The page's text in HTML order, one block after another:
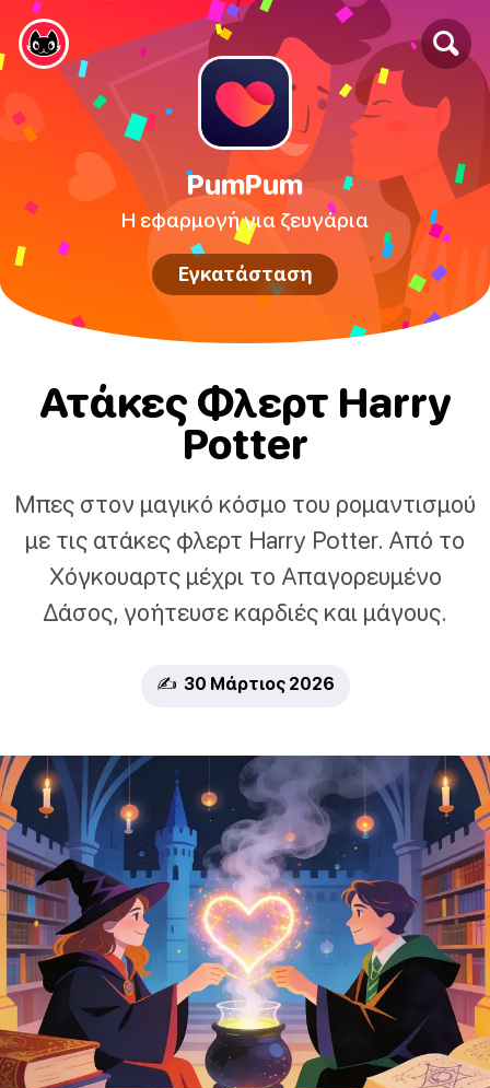
PumPum
Η εφαρμογή για ζευγάρια
Εγκατάσταση
Ατάκες Φλερτ Harry
Potter
Μπες στον μαγικό κόσμο του ρομαντισμού
με τις ατάκες φλερτ Harry Potter. Από το
Χόγκουαρτς μέχρι το Απαγορευμένο
Δάσος, γοήτευσε καρδιές και μάγους.
✍️ 30 Μάρτιος 2026